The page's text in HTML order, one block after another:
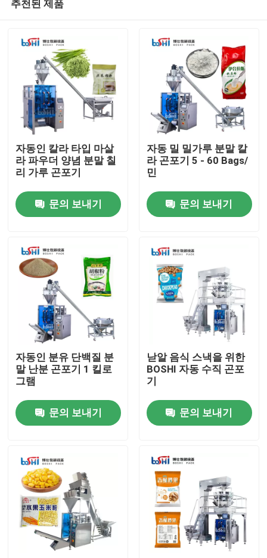
집
제품
회사 소개
공장 견학
품질 관리
문의하기
분말 포장기
수직 곤포기
과립 포장기
추천된 제품
자동인 칼라 타입 마살
라 파우더 양념 분말 칠
리 가루 곤포기
문의 보내기
자동 밀 밀가루 분말 칼
라 곤포기 5 - 60 Bags/
민
문의 보내기
자동인 분유 단백질 분
말 난분 곤포기 1 킬로
그램
문의 보내기
낟알 음식 스낵을 위한
BOSHI 자동 수직 곤포
기
문의 보내기